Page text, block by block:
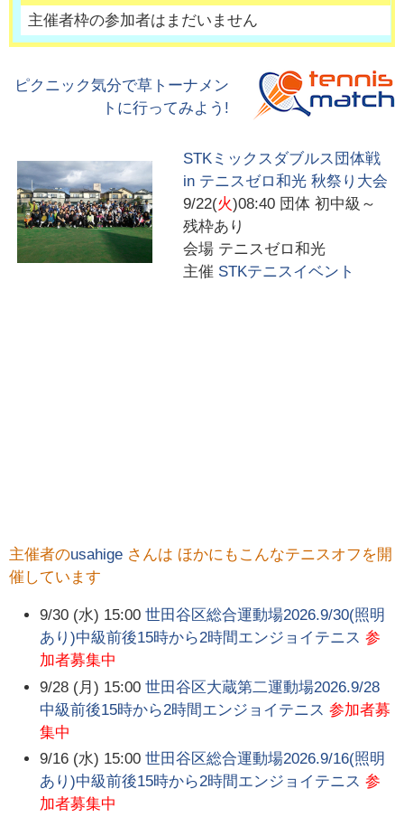
主催者枠の参加者はまだいません
ピクニック気分で草トーナメン
トに行ってみよう!
STKミックスダブルス団体戦
in テニスゼロ和光 秋祭り大会
9/22(火)08:40 団体 初中級～
残枠あり
会場 テニスゼロ和光
主催 STKテニスイベント
主催者のusahige さんは ほかにもこんなテニスオフを開
催しています
9/30 (水) 15:00 世田谷区総合運動場2026.9/30(照明
あり)中級前後15時から2時間エンジョイテニス 参
加者募集中
9/28 (月) 15:00 世田谷区大蔵第二運動場2026.9/28
中級前後15時から2時間エンジョイテニス 参加者募
集中
9/16 (水) 15:00 世田谷区総合運動場2026.9/16(照明
あり)中級前後15時から2時間エンジョイテニス 参
加者募集中